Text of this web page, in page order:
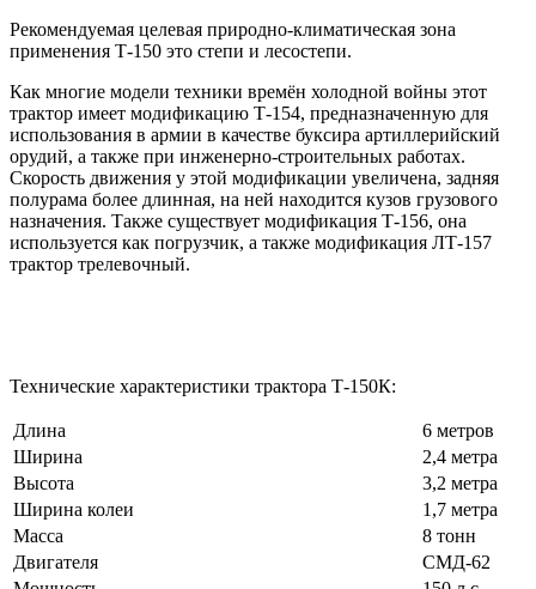
Рекомендуемая целевая природно-климатическая зона
применения Т-150 это степи и лесостепи.
Как многие модели техники времён холодной войны этот
трактор имеет модификацию Т-154, предназначенную для
использования в армии в качестве буксира артиллерийский
орудий, а также при инженерно-строительных работах.
Скорость движения у этой модификации увеличена, задняя
полурама более длинная, на ней находится кузов грузового
назначения. Также существует модификация Т-156, она
используется как погрузчик, а также модификация ЛТ-157
трактор трелевочный.
Технические характеристики трактора Т-150К:
Длина
6 метров
Ширина
2,4 метра
Высота
3,2 метра
Ширина колеи
1,7 метра
Масса
8 тонн
Двигателя
СМД-62